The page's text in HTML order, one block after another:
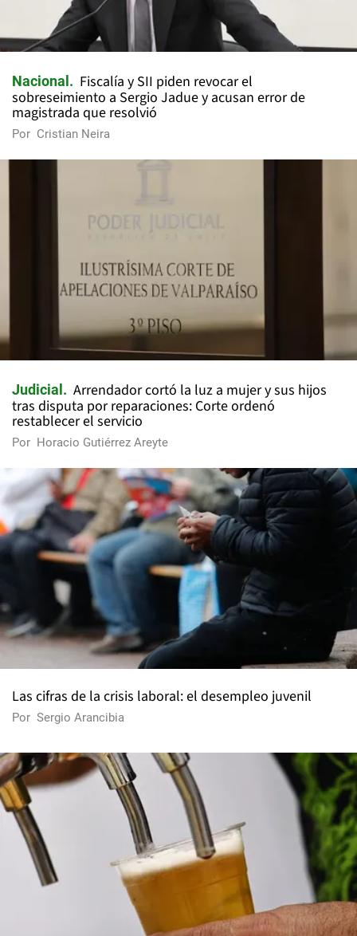
Nacional
Fiscalía y SII piden revocar el
sobreseimiento a Sergio Jadue y acusan error de
magistrada que resolvió
Por Cristian Neira
Judicial
Arrendador cortó la luz a mujer y sus hijos
tras disputa por reparaciones: Corte ordenó
restablecer el servicio
Por Horacio Gutiérrez Areyte
Las cifras de la crisis laboral: el desempleo juvenil
Por Sergio Arancibia